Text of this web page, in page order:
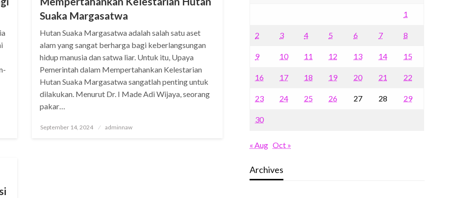
Suaka Margasatwa
Hutan Suaka Margasatwa adalah salah satu aset
alam yang sangat berharga bagi keberlangsungan
hidup manusia dan satwa liar. Untuk itu, Upaya
Pemerintah dalam Mempertahankan Kelestarian
Hutan Suaka Margasatwa sangatlah penting untuk
dilakukan. Menurut Dr. I Made Adi Wijaya, seorang
pakar…
Posted
September 14, 2024 adminnaw
1
2 3 4 5 6 7 8
9 10 11 12 13 14 15
16 17 18 19 20 21 22
23 24 25 26 27 28 29
30
« Aug Oct »
Archives